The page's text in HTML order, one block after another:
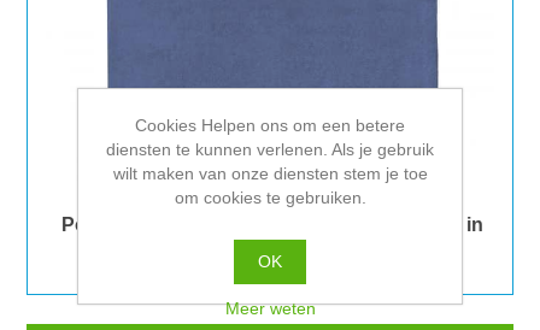
Poncho geborduurd met naam, verkrijgbaar in
diversen kleuren
Cookies Helpen ons om een betere
diensten te kunnen verlenen. Als je gebruik
wilt maken van onze diensten stem je toe
om cookies te gebruiken.
OK
Meer weten